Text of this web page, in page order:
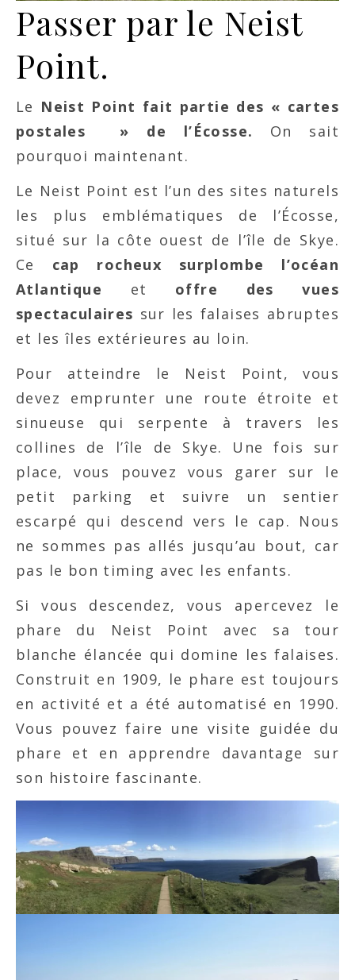
Passer par le Neist
Point.
Le Neist Point fait partie des « cartes
postales » de l’Écosse.
On sait
pourquoi maintenant.
Le Neist Point est l’un des sites naturels
les plus emblématiques de l’Écosse,
situé sur la côte ouest de l’île de Skye.
Ce cap rocheux surplombe l’océan
Atlantique et offre des vues
spectaculaires sur les falaises abruptes
et les îles extérieures au loin.
Pour atteindre le Neist Point, vous
devez emprunter une route étroite et
sinueuse qui serpente à travers les
collines de l’île de Skye. Une fois sur
place, vous pouvez vous garer sur le
petit parking et suivre un sentier
escarpé qui descend vers le cap. Nous
ne sommes pas allés jusqu’au bout, car
pas le bon timing avec les enfants.
Si vous descendez, vous apercevez le
phare du Neist Point avec sa tour
blanche élancée qui domine les falaises.
Construit en 1909, le phare est toujours
en activité et a été automatisé en 1990.
Vous pouvez faire une visite guidée du
phare et en apprendre davantage sur
son histoire fascinante.